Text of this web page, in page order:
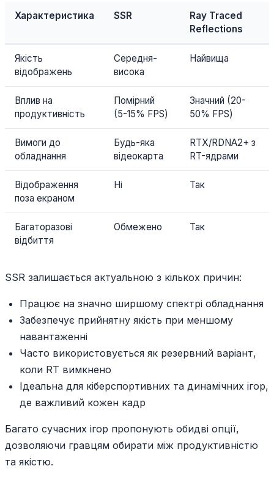
Характеристика SSR
Ray Traced
Reflections
Якість
відображень
Середня-
висока
Найвища
Вплив на
продуктивність
Помірний
(5-15% FPS)
Значний (20-
50% FPS)
Вимоги до
обладнання
Будь-яка
відеокарта
RTX/RDNA2+ з
RT-ядрами
Відображення
поза екраном
Ні Так
Багаторазові
відбиття
Обмежено Так
SSR залишається актуальною з кількох причин:
Працює на значно ширшому спектрі обладнання
Забезпечує прийнятну якість при меншому
навантаженні
Часто використовується як резервний варіант,
коли RT вимкнено
Ідеальна для кіберспортивних та динамічних ігор,
де важливий кожен кадр
Багато сучасних ігор пропонують обидві опції,
дозволяючи гравцям обирати між продуктивністю
та якістю.